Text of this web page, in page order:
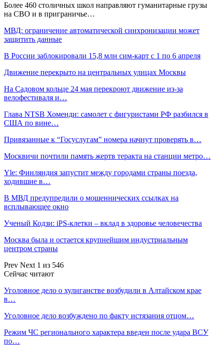
Более 460 столичных школ направляют гуманитарные грузы
на СВО и в приграничье…
МВД: ограничение автоматической синхронизации может
защитить данные
В России заблокировали 15,8 млн сим-карт с 1 по 6 апреля
Движение перекрыто на центральных улицах Москвы
На Садовом кольце 24 мая перекроют движение из-за
велофестиваля и…
Глава NTSB Хоменди: самолет с фигуристами РФ разбился в
США по вине…
Привязанные к “Госуслугам” номера начнут проверять в…
Москвичи почтили память жертв теракта на станции метро…
Yle: Финляндия запустит между городами страны поезда,
ходившие в…
В МВД предупредили о мошеннических ссылках на
всплывающее окно
Ученый Кодзи: iPS-клетки – вклад в здоровье человечества
Москва была и остается крупнейшим индустриальным
центром страны
Prev Next 1 из 546
Сейчас читают
Уголовное дело о хулиганстве возбудили в Алтайском крае
в…
Уголовное дело возбуждено по факту истязания отцом…
Режим ЧС регионального характера введен после удара ВСУ
по…